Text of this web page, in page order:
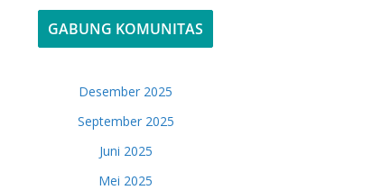
GABUNG KOMUNITAS
Desember 2025
September 2025
Juni 2025
Mei 2025